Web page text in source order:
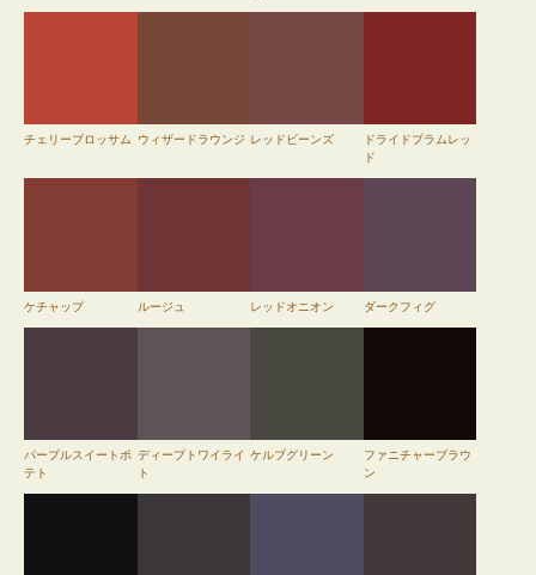
チェリーブロッサム ウィザードラウンジ レッドビーンズ
ドライドプラムレッ
ド
ケチャップ ルージュ レッドオニオン ダークフィグ
パープルスイートポ
テト
ディープトワイライ
ト
ケルプグリーン
ファニチャーブラウ
ン